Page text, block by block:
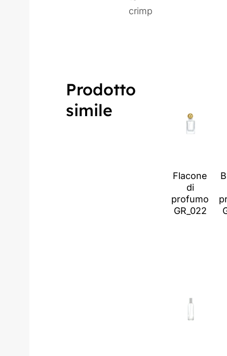
crimp
Prodotto
simile
Flacone
di
profumo
GR_022